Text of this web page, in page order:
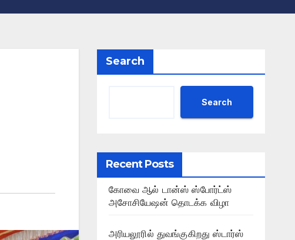
Search
Search
Recent Posts
கோவை ஆல் டான்ஸ் ஸ்போர்ட்ஸ்
அசோசியேஷன் தொடக்க விழா
அரியலூரில் துவங்குகிறது ஸ்டார்ஸ்